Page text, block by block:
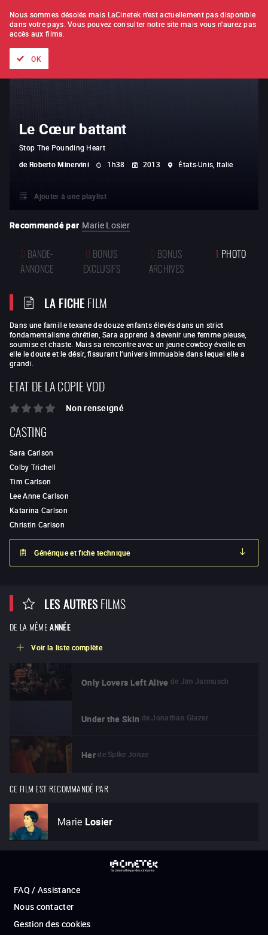
À L'UNITÉ ABONNEMENT
Le Cœur battant
Stop The Pounding Heart
de Roberto Minervini 1h38 2013 États-Unis, Italie
Ajouter à une playlist
Recommandé par Marie Losier
0 BANDE-
ANNONCE
0 BONUS
EXCLUSIFS
0 BONUS
ARCHIVES
1 PHOTO
LA FICHEFILM
Dans une famille texane de douze enfants élevés dans un strict
fondamentalisme chrétien, Sara apprend à devenir une femme pieuse,
soumise et chaste. Mais sa rencontre avec un jeune cowboy éveille en
elle le doute et le désir, fissurant l’univers immuable dans lequel elle a
grandi.
ETAT DE LA COPIE VOD
Non renseigné
CASTING
Sara Carlson
Colby Trichell
Tim Carlson
Lee Anne Carlson
Katarina Carlson
Christin Carlson
Générique et fiche technique
LES AUTRESFILMS
DE LA MÊME ANNÉE
Voir la liste complète
Only Lovers Left Alive de Jim Jarmusch
Under the Skin de Jonathan Glazer
Her de Spike Jonze
CE FILM EST RECOMMANDÉ PAR
Marie Losier
FAQ / Assistance
Nous contacter
Gestion des cookies
Nous sommes désolés mais LaCinetek n'est actuellement pas disponible
dans votre pays. Vous pouvez consulter notre site mais vous n'aurez pas
accès aux films.
OK